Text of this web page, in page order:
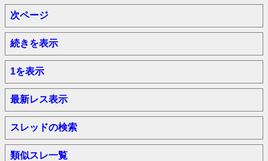
次ページ
続きを表示
1を表示
最新レス表示
スレッドの検索
類似スレ一覧